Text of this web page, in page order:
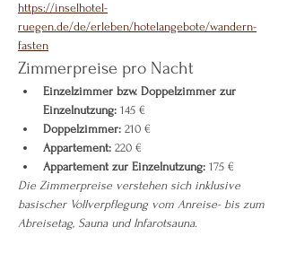
https://inselhotel-
ruegen.de/de/erleben/hotelangebote/wandern-
fasten
Zimmerpreise pro Nacht
Einzelzimmer bzw. Doppelzimmer zur
Einzelnutzung: 145 €
Doppelzimmer: 210 €
Appartement: 220 €
Appartement zur Einzelnutzung: 175 €
Die Zimmerpreise verstehen sich inklusive
basischer Vollverpflegung vom Anreise- bis zum
Abreisetag, Sauna und Infarotsauna.